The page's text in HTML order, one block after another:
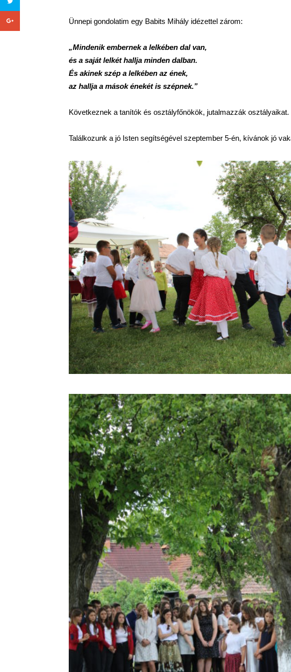
Ünnepi gondolatim egy Babits Mihály idézettel zárom:
„Mindenik embernek a lelkében dal van,
és a saját lelkét hallja minden dalban.
És akinek szép a lelkében az ének,
az hallja a mások énekét is szépnek.”
Következnek a tanítók és osztályfőnökök, jutalmazzák osztályaikat.
Találkozunk a jó Isten segítségével szeptember 5-én, kívánok jó